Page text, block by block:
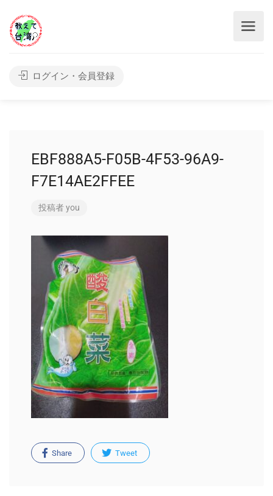
ログイン・会員登録
EBF888A5-F05B-4F53-96A9-
F7E14AE2FFEE
投稿者you
Share Tweet